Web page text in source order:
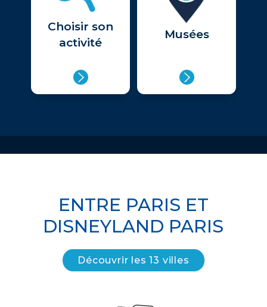
Choisir son
activité
Musées
ENTRE PARIS ET
DISNEYLAND PARIS
Découvrir les 13 villes